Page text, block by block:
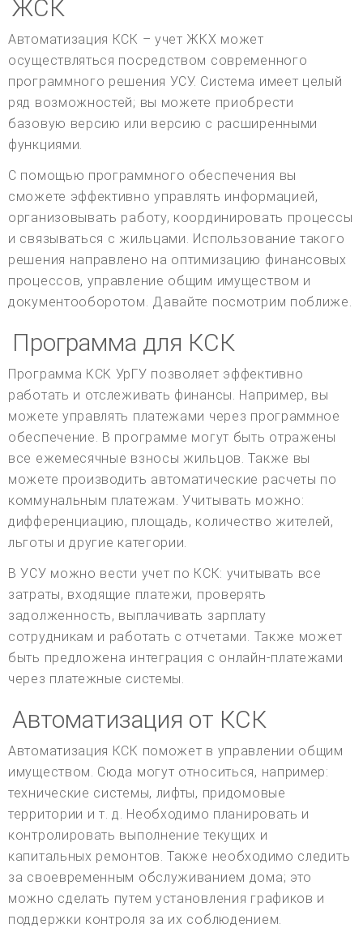
ЖСК
Автоматизация КСК – учет ЖКХ может
осуществляться посредством современного
программного решения УСУ. Система имеет целый
ряд возможностей; вы можете приобрести
базовую версию или версию с расширенными
функциями.
С помощью программного обеспечения вы
сможете эффективно управлять информацией,
организовывать работу, координировать процессы
и связываться с жильцами. Использование такого
решения направлено на оптимизацию финансовых
процессов, управление общим имуществом и
документооборотом. Давайте посмотрим поближе.
Программа для КСК
Программа КСК УрГУ позволяет эффективно
работать и отслеживать финансы. Например, вы
можете управлять платежами через программное
обеспечение. В программе могут быть отражены
все ежемесячные взносы жильцов. Также вы
можете производить автоматические расчеты по
коммунальным платежам. Учитывать можно:
дифференциацию, площадь, количество жителей,
льготы и другие категории.
В УСУ можно вести учет по КСК: учитывать все
затраты, входящие платежи, проверять
задолженность, выплачивать зарплату
сотрудникам и работать с отчетами. Также может
быть предложена интеграция с онлайн-платежами
через платежные системы.
Автоматизация от КСК
Автоматизация КСК поможет в управлении общим
имуществом. Сюда могут относиться, например:
технические системы, лифты, придомовые
территории и т. д. Необходимо планировать и
контролировать выполнение текущих и
капитальных ремонтов. Также необходимо следить
за своевременным обслуживанием дома; это
можно сделать путем установления графиков и
поддержки контроля за их соблюдением.